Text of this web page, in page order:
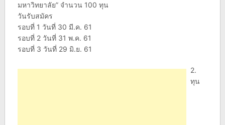
มหาวิทยาลัย” จำนวน 100 ทุน
วันรับสมัคร
รอบที่ 1 วันที่ 30 มี.ค. 61
รอบที่ 2 วันที่ 31 พ.ค. 61
รอบที่ 3 วันที่ 29 มิ.ย. 61
2.
ทุน